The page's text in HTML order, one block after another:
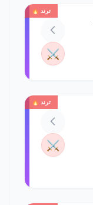
ترند 🔥
⚔️
ترند 🔥
⚔️